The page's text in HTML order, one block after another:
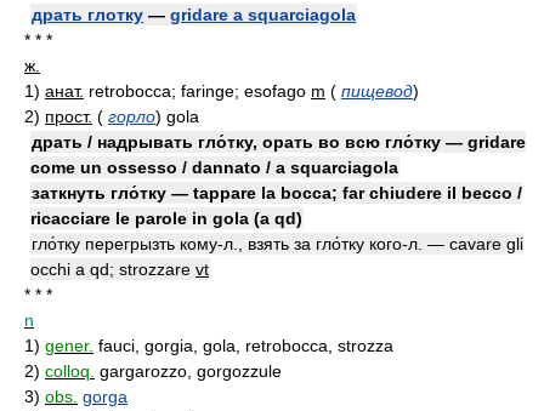
драть глотку — gridare a squarciagola
* * *
ж.
1) анат. retrobocca; faringe; esofago m ( пищевод)
2) прост. ( горло) gola
драть / надрывать гло́тку, орать во всю гло́тку — gridare
come un ossesso / dannato / a squarciagola
заткнуть гло́тку — tappare la bocca; far chiudere il becco /
ricacciare le parole in gola (a qd)
гло́тку перегрызть кому-л., взять за гло́тку кого-л. — cavare gli
occhi a qd; strozzare vt
* * *
n
1) gener. fauci, gorgia, gola, retrobocca, strozza
2) colloq. gargarozzo, gorgozzule
3) obs. gorga